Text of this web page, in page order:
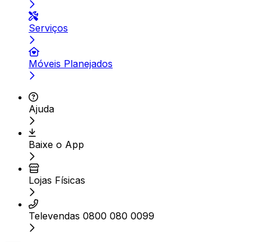
Serviços
Móveis Planejados
Ajuda
Baixe o App
Lojas Físicas
Televendas 0800 080 0099